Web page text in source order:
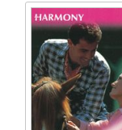
Calendario